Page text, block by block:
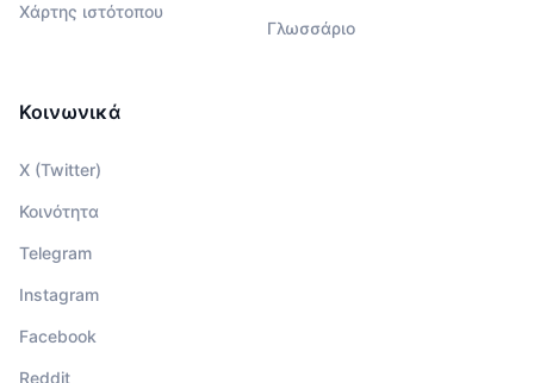
Χάρτης ιστότοπου
Γλωσσάριο
Κοινωνικά
X (Twitter)
Κοινότητα
Telegram
Instagram
Facebook
Reddit